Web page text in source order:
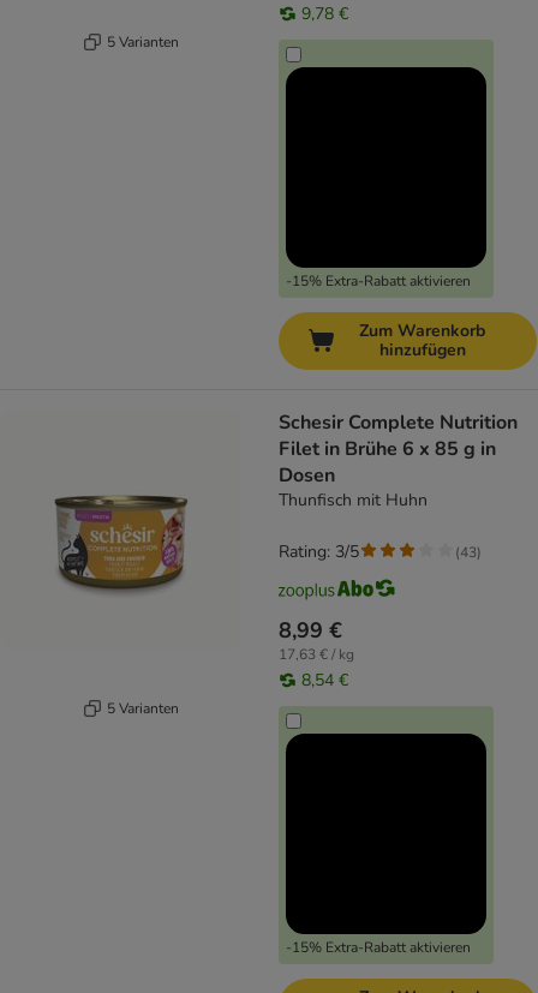
5 Varianten
9,78 €
-15% Extra-Rabatt aktivieren
Zum Warenkorb
hinzufügen
5 Varianten
Schesir Complete Nutrition
Filet in Brühe 6 x 85 g in
Dosen
Thunfisch mit Huhn
8,99 €
17,63 € / kg
8,54 €
-15% Extra-Rabatt aktivieren
Rating: 3/5 (43)